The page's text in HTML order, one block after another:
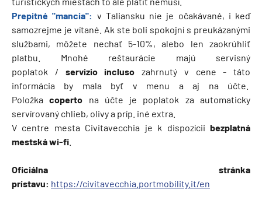
Prepitné "mancia": v Taliansku nie je očakávané, i keď
samozrejme je vítané. Ak ste boli spokojní s preukázanými
službami, môžete nechať 5-10%, alebo len zaokrúhliť
platbu. Mnohé reštaurácie majú servisný
poplatok / servizio incluso zahrnutý v cene - táto
informácia by mala byť v menu a aj na účte.
Položkacoperto na účte je poplatok za automaticky
servírovaný chlieb, olivy a príp. iné extra.
V centre mesta Civitavecchia je k dispozícii bezplatná
mestská wi-fi
Oficiálna stránka
prístavu: https://civitavecchia.portmobility.it/en